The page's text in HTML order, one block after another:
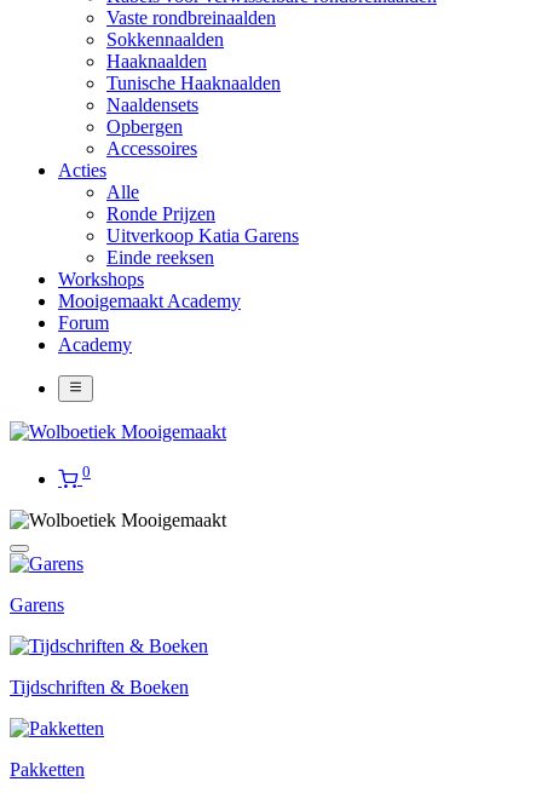
Vaste rondbreinaalden
Sokkennaalden
Haaknaalden
Tunische Haaknaalden
Naaldensets
Opbergen
Accessoires
Acties
Alle
Ronde Prijzen
Uitverkoop Katia Garens
Einde reeksen
Workshops
Mooigemaakt Academy
Forum
Academy
0
Garens
Tijdschriften & Boeken
Pakketten